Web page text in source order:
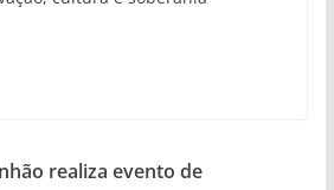
realiza evento de